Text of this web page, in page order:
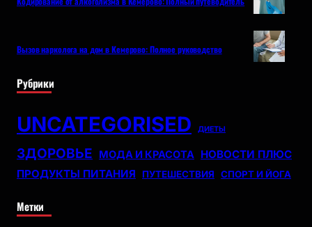
Вызов нарколога на дом в Кемерово: Полное руководство
Рубрики
UNCATEGORISED ДИЕТЫ
ЗДОРОВЬЕ МОДА И КРАСОТА НОВОСТИ ПЛЮС
ПРОДУКТЫ ПИТАНИЯ
ПУТЕШЕСТВИЯ СПОРТ И ЙОГА
Метки